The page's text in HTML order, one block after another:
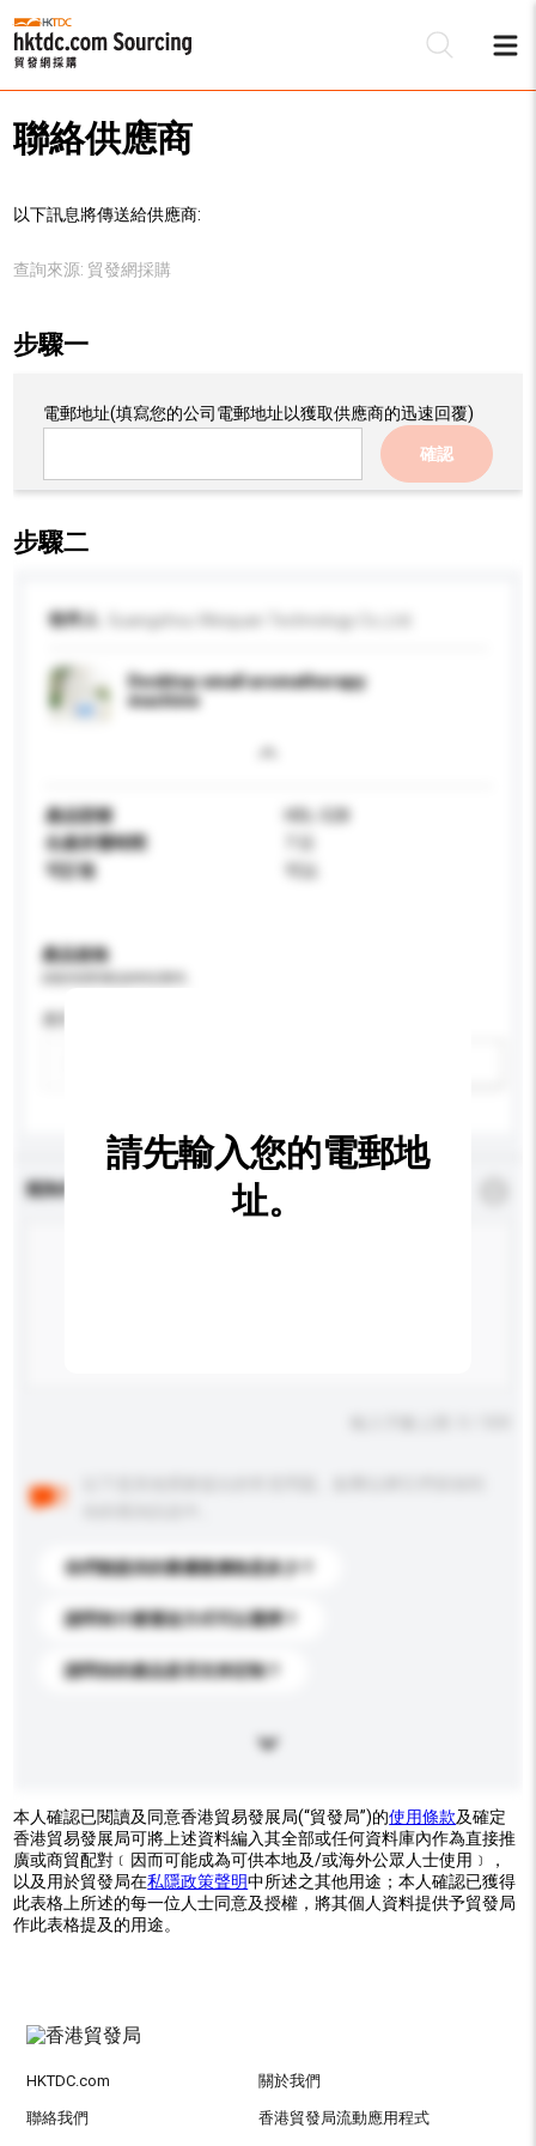
聯絡供應商
以下訊息將傳送給供應商:
查詢來源: 貿發網採購
步驟一
電郵地址(填寫您的公司電郵地址以獲取供應商的迅速回覆)
確認
步驟二
收件人
Desktop small aromatherapy
machine
產品型號
HDL-528
生產所需時間
可訂造
可以
產品規格
查詢內容
你們能提供的最優惠價格是多少？
請問有什麼運送方式可以選擇？
請問你的產品是否支持定制？
請先輸入您的電郵地
址。
本人確認已閱讀及同意香港貿易發展局(“貿發局”)的使用條款及確定
香港貿易發展局可將上述資料編入其全部或任何資料庫內作為直接推
廣或商貿配對﹝因而可能成為可供本地及/或海外公眾人士使用﹞，
以及用於貿發局在私隱政策聲明中所述之其他用途；本人確認已獲得
此表格上所述的每一位人士同意及授權，將其個人資料提供予貿發局
作此表格提及的用途。
HKTDC.com 關於我們
聯絡我們 香港貿發局流動應用程式